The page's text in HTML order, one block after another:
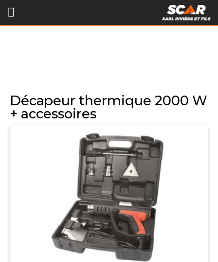
Décapeur thermique 2000 W
+ accessoires